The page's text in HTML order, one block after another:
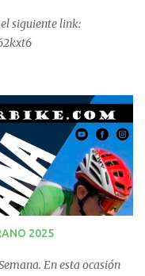
siguiente link:
2025
En esta ocasión